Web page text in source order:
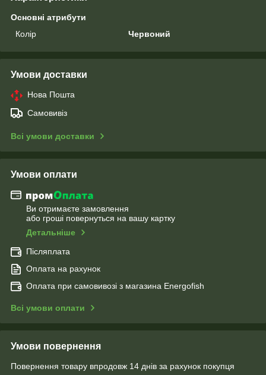
Основні атрибути
Колір
Червоний
Умови доставки
Нова Пошта
Самовивіз
Всі умови доставки
Умови оплати
Ви отримаєте замовлення
або гроші повернуться на вашу картку
Детальніше
Післяплата
Оплата на рахунок
Оплата при самовивозі з магазина Energofish
Всі умови оплати
Умови повернення
Повернення товару впродовж 14 днів за рахунок покупця